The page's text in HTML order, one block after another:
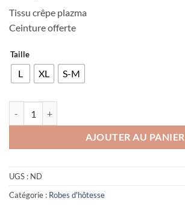
Tissu crêpe plazma
Ceinture offerte
Taille
L XL S-M
AJOUTER AU PANIER
UGS : ND
Catégorie : Robes d'hôtesse